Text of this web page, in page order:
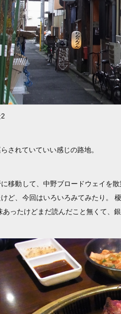
されていていい感じの路地。
移動して、中野ブロードウェイを
けど、今回はいろいろみてみたり。
あったけどまだ読んだこと無くて、